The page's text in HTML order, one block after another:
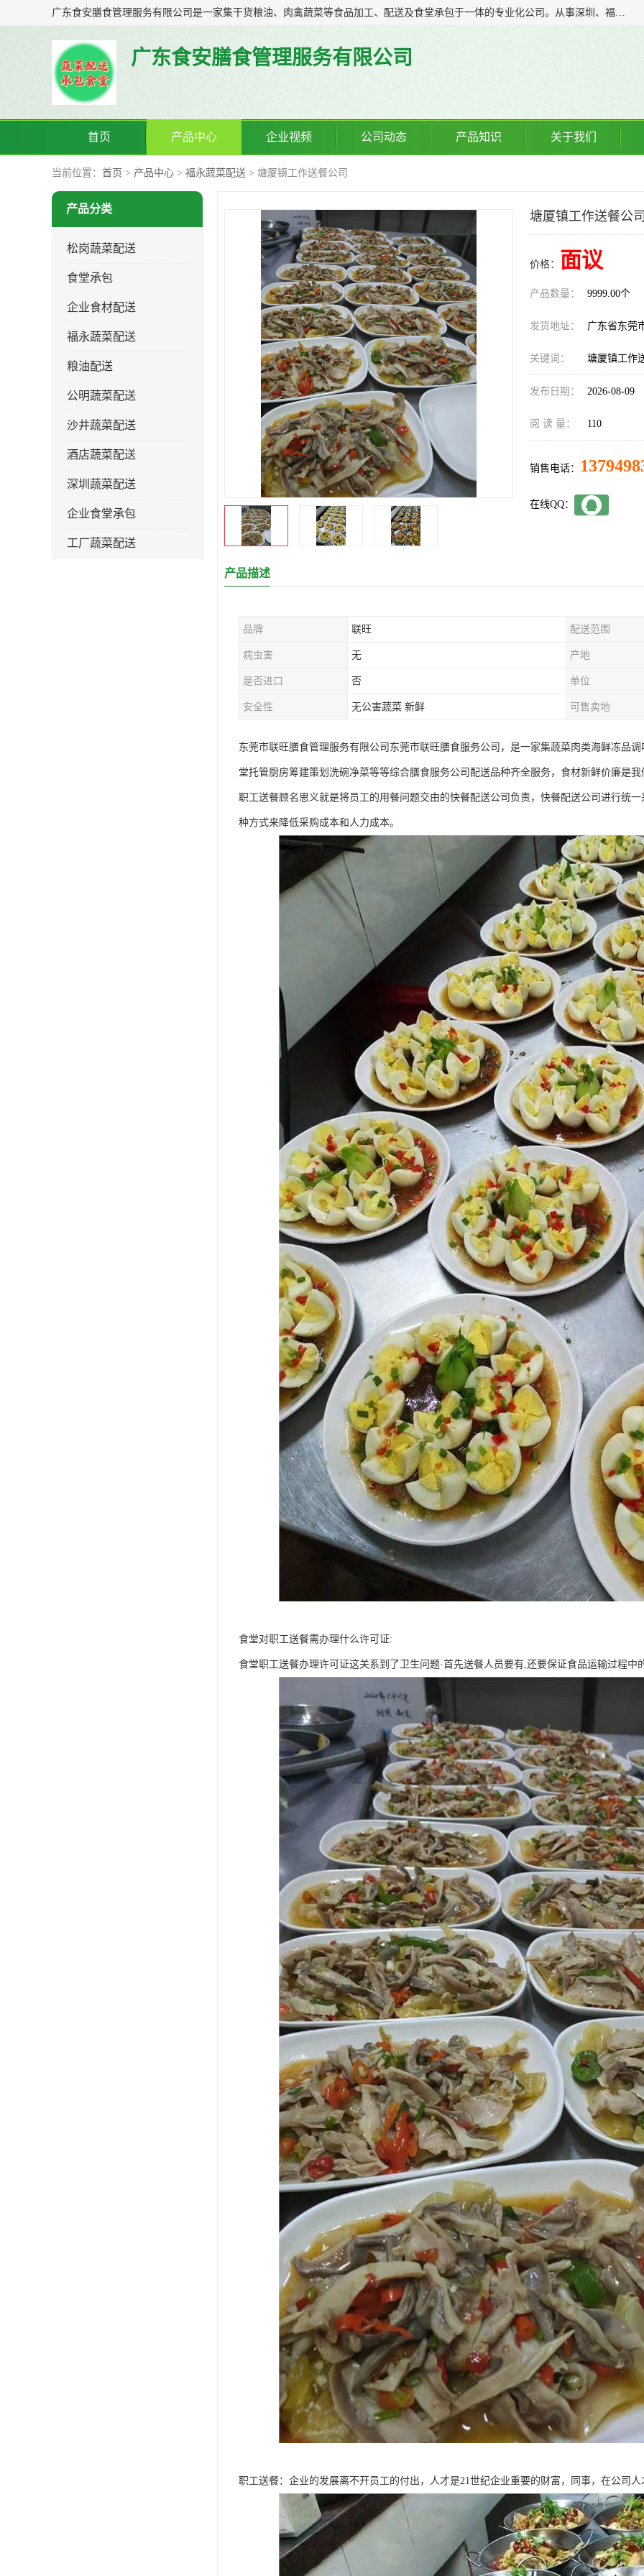
广东食安膳食管理服务有限公司是一家集干货粮油、肉禽蔬菜等食品加工、配送及食堂承包于一体的专业化公司。从事深圳、福永、公明、沙井、松岗等地区的蔬菜配送服务。 专业的服务队伍，以及完善的服务机制，经过多年的努力拼搏，赢得了广大客户的信赖和支持。
广东食安膳食管理服务有限公司
首页 产品中心 企业视频 公司动态 产品知识 关于我们
当前位置： 首页 > 产品中心 > 福永蔬菜配送 > 塘厦镇工作送餐公司
产品分类
松岗蔬菜配送
食堂承包
企业食材配送
福永蔬菜配送
粮油配送
公明蔬菜配送
沙井蔬菜配送
酒店蔬菜配送
深圳蔬菜配送
企业食堂承包
工厂蔬菜配送
塘厦镇工作送餐公
价格： 面议
产品数量： 9999.00个
发货地址： 广东省东莞
关键词： 塘厦镇工作
发布日期： 2026-08-09
阅 读 量： 110
销售电话：
在线QQ：
产品描述
品牌 联旺 配送范围
病虫害 无 产地
是否进口 否 单位
安全性 无公害蔬菜 新鲜 可售卖地
东莞市联旺膳食管理服务有限公司东莞市联旺膳食服务公司，是一家集蔬菜肉类海鲜冻品
堂托管厨房筹建策划洗碗净菜等等综合膳食服务公司配送品种齐全服务，食材新鲜价廉是我
职工送餐顾名思义就是将员工的用餐问题交由的快餐配送公司负责，快餐配送公司进行统
种方式来降低采购成本和人力成本。
食堂对职工送餐需办理什么许可证:
食堂职工送餐办理许可证这关系到了卫生问题·首先送餐人员要有,还要保证食品运输过程中
职工送餐：企业的发展离不开员工的付出，人才是21世纪企业重要的财富，同事，在公司